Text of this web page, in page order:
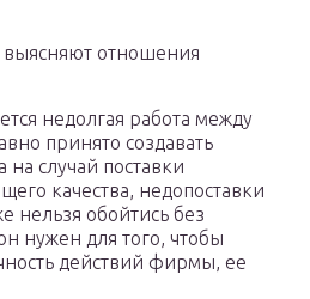
отношения
недолгая работа между
принято создавать
на случай поставки
качества, недопоставки
нельзя обойтись без
нужен для того, чтобы
действий фирмы, ее